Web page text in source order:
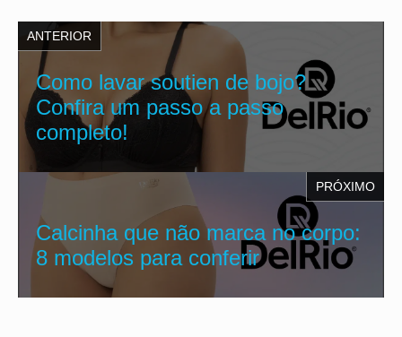
ANTERIOR
Como lavar soutien de bojo?
Confira um passo a passo
completo!
PRÓXIMO
Calcinha que não marca no corpo:
8 modelos para conferir